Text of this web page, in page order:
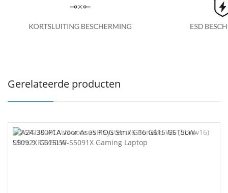
Gerelateerde producten